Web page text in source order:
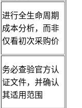
进行全生命周期
成本分析，而非
仅看初次采购价
务必查验官方认
证文件，并确认
其适用范围